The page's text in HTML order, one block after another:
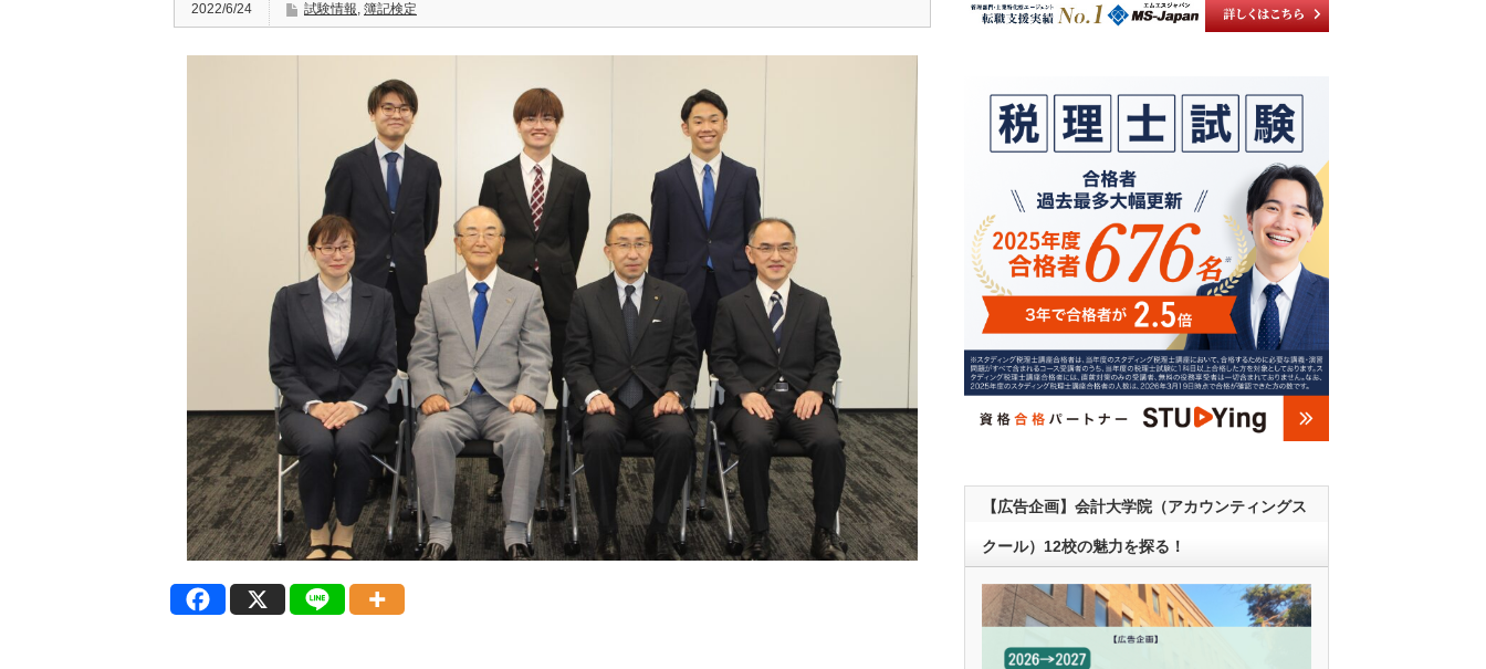
2022/6/24 試験情報, 簿記検定
【広告企画】会計大学院（アカウンティングス
クール）12校の魅力を探る！